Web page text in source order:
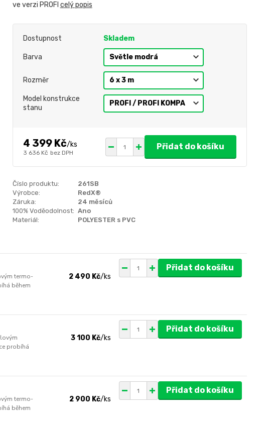
ve verzi PROFI celý popis
Dostupnost Skladem
Barva
Rozměr
Model konstrukce
stanu
4 399 Kč/ks
3 636 Kč bez DPH
Přidat do košíku
Číslo produktu:
261SB
Výrobce:
RedX®
Záruka:
24 měsíců
100% Voděodolnost: Ano
Materiál:
POLYESTER s PVC
termo-
během
2 490 Kč/ks
Přidat do košíku
probíhá
3 100 Kč/ks
Přidat do košíku
termo-
během
2 900 Kč/ks
Přidat do košíku